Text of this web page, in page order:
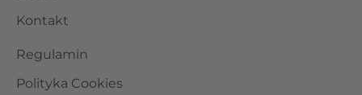
Kontakt
Regulamin
Polityka Cookies